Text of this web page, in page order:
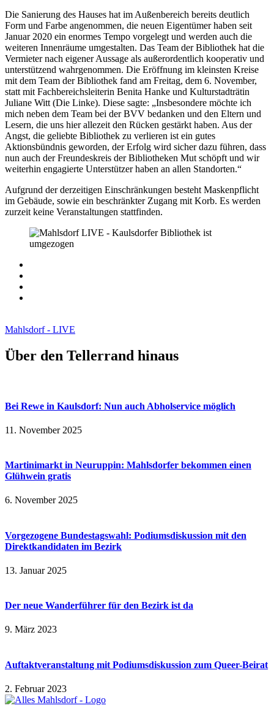
Die Sanierung des Hauses hat im Außenbereich bereits deutlich
Form und Farbe angenommen, die neuen Eigentümer haben seit
Januar 2020 ein enormes Tempo vorgelegt und werden auch die
weiteren Innenräume umgestalten. Das Team der Bibliothek hat die
Vermieter nach eigener Aussage als außerordentlich kooperativ und
unterstützend wahrgenommen. Die Eröffnung im kleinsten Kreise
mit dem Team der Bibliothek fand am Freitag, dem 6. November,
statt mit Fachbereichsleiterin Benita Hanke und Kulturstadträtin
Juliane Witt (Die Linke). Diese sagte: „Insbesondere möchte ich
mich neben dem Team bei der BVV bedanken und den Eltern und
Lesern, die uns hier allezeit den Rücken gestärkt haben. Aus der
Angst, die geliebte Bibliothek zu verlieren ist ein gutes
Aktionsbündnis geworden, der Erfolg wird sicher dazu führen, dass
nun auch der Freundeskreis der Bibliotheken Mut schöpft und wir
weiterhin engagierte Unterstützer haben an allen Standorten.“
Aufgrund der derzeitigen Einschränkungen besteht Maskenpflicht
im Gebäude, sowie ein beschränkter Zugang mit Korb. Es werden
zurzeit keine Veranstaltungen stattfinden.
Mahlsdorf - LIVE
Über den Tellerrand hinaus
Bei Rewe in Kaulsdorf: Nun auch Abholservice möglich​
11. November 2025
Martinimarkt in Neuruppin: Mahlsdorfer bekommen einen
Glühwein gratis​
6. November 2025
Vorgezogene Bundestagswahl: Podiumsdiskussion mit den
Direktkandidaten im Bezirk
13. Januar 2025
Der neue Wanderführer für den Bezirk ist da
9. März 2023
Auftaktveranstaltung mit Podiumsdiskussion zum Queer-Beirat
2. Februar 2023